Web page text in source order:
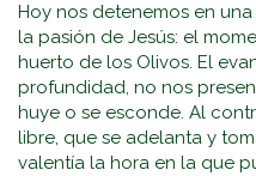
Hoy nos detenemos en
la pasión de Jesús: el
huerto de los Olivos. El
profundidad, no nos
huye o se esconde. Al
libre, que se adelanta y
valentía la hora en la que